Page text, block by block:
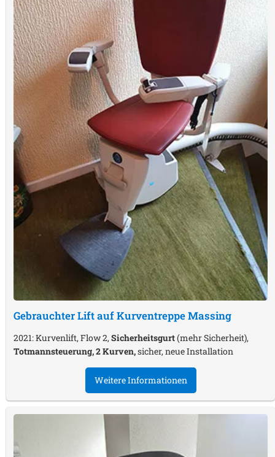
Gebrauchter Lift auf KurventreppeMassing
2021: Kurvenlift, Flow 2, Sicherheitsgurt(mehr Sicherheit),
Totmannsteuerung, 2 Kurven,sicher, neue Installation
Weitere Informationen